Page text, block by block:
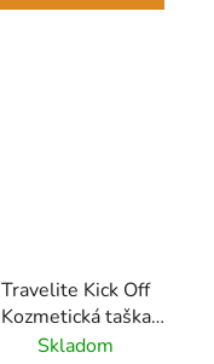
Travelite Kick Off
Kozmetická taška
Zelená Sage 5L
Skladom